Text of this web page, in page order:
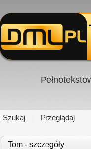
Szukaj Przeglądaj
Tom - szczegóły